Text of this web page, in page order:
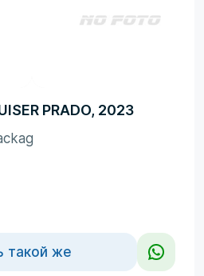
PRADO, 2023
такой же